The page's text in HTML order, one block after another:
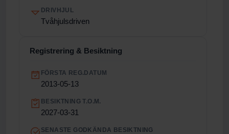
DRIVHJUL
Tvåhjulsdriven
Registrering & Besiktning
FÖRSTA REG.DATUM
2013-05-13
BESIKTNING T.O.M.
2027-03-31
SENASTE GODKÄNDA BESIKTNING